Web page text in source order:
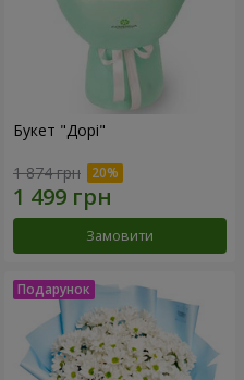
Букет "Дорі"
1 874 грн
Замовити